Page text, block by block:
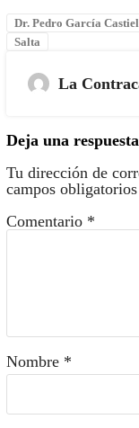
Dr. Pedro García
Salta
La
Deja una respuesta
Tu dirección de
campos
Comentario *
Nombre *